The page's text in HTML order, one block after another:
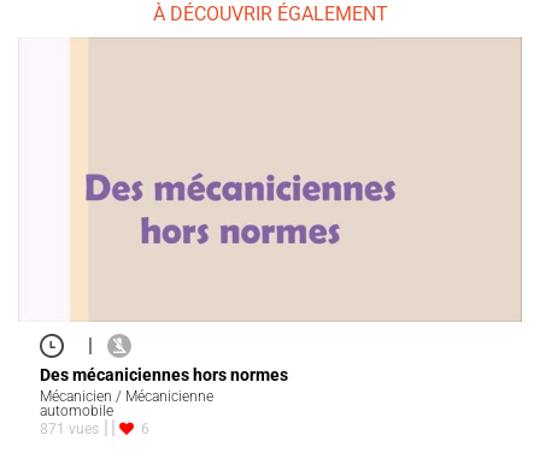
À DÉCOUVRIR ÉGALEMENT
|
Des mécaniciennes hors normes
Mécanicien / Mécanicienne
automobile
871 vues
6